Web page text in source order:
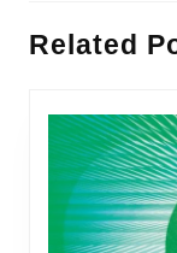
anterior:
Related